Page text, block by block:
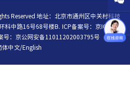
Reserved 地址：北京市通州区中关村科技
科中路16号68号楼B.
ICP备案号： 京ICP备
号： 京公网安备11011202003795号
体中文/English